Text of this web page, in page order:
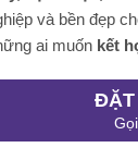
và bền đẹp
ai muốn kết
ĐẶT